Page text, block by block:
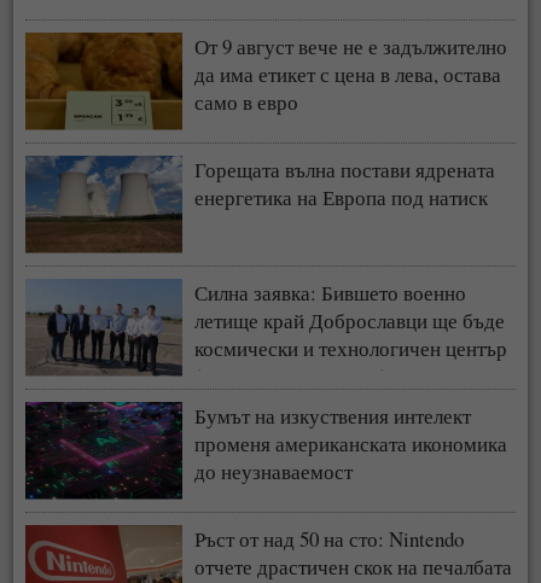
От 9 август вече не е задължително
да има етикет с цена в лева, остава
само в евро
Горещата вълна постави ядрената
енергетика на Европа под натиск
Силна заявка: Бившето военно
летище край Доброславци ще бъде
космически и технологичен център
(СНИМКИ + ВИДЕО)
Бумът на изкуствения интелект
променя американската икономика
до неузнаваемост
Ръст от над 50 на сто: Nintendo
отчете драстичен скок на печалбата